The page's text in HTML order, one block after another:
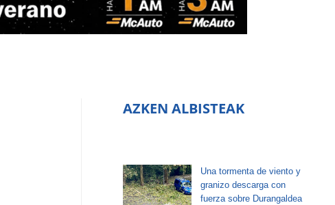
AZKEN ALBISTEAK
Una tormenta de viento y
granizo descarga con
fuerza sobre Durangaldea